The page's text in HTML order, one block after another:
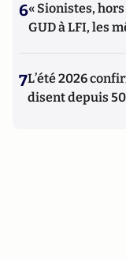
6« Sionistes,
GUD à LFI, les
7L’été 2026
disent depuis